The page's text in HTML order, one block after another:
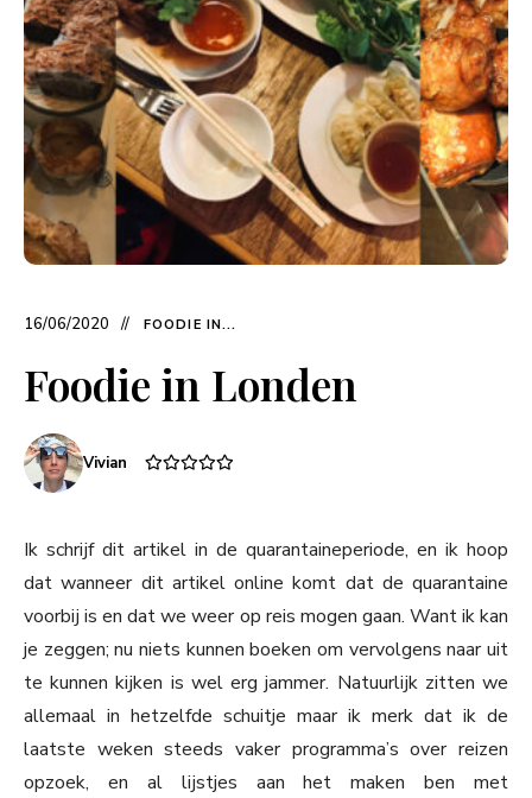
16/06/2020 FOODIE IN...
Foodie in Londen
Vivian
Ik schrijf dit artikel in de quarantaineperiode, en ik hoop
dat wanneer dit artikel online komt dat de quarantaine
voorbij is en dat we weer op reis mogen gaan. Want ik kan
je zeggen; nu niets kunnen boeken om vervolgens naar uit
te kunnen kijken is wel erg jammer. Natuurlijk zitten we
allemaal in hetzelfde schuitje maar ik merk dat ik de
laatste weken steeds vaker programma’s over reizen
opzoek, en al lijstjes aan het maken ben met